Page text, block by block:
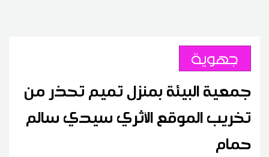
جهوية
جمعية البيئة بمنزل تميم تحذر من
تخريب الموقع الأثري سيدي سالم
حمام